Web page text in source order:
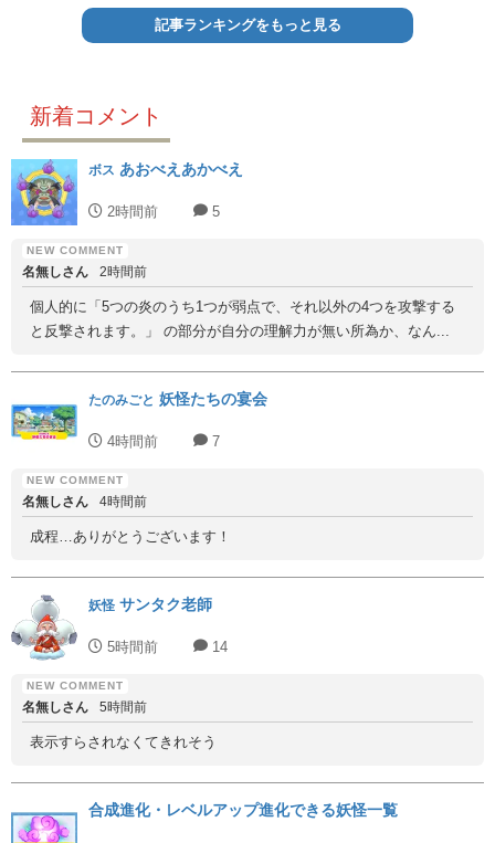
記事ランキングをもっと見る
新着コメント
ボス あおべえあかべえ
2時間前 5
名無しさん 2時間前
個人的に「5つの炎のうち1つが弱点で、それ以外の4つを攻撃する
と反撃されます。」 の部分が自分の理解力が無い所為か、なん...
たのみごと 妖怪たちの宴会
4時間前 7
名無しさん 4時間前
成程…ありがとうございます！
妖怪 サンタク老師
5時間前 14
名無しさん 5時間前
表示すらされなくてきれそう
合成進化・レベルアップ進化できる妖怪一覧